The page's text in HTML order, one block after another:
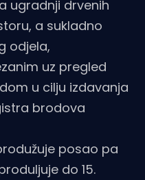
ugradnji drvenih
a sukladno
odjela,
uz pregled
u cilju izdavanja
brodova
posao pa
do 15.